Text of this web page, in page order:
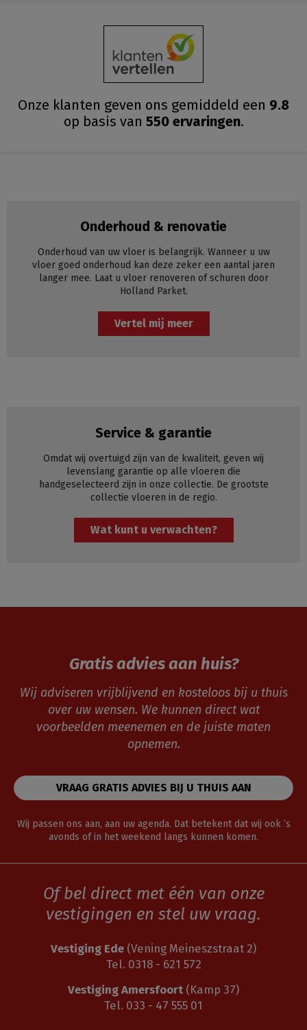
Onze klanten geven ons gemiddeld een 9.8
op basis van 550ervaringen.
Onderhoud & renovatie
Onderhoud van uw vloer is belangrijk. Wanneer u uw
vloer goed onderhoud kan deze zeker een aantal jaren
langer mee. Laat u vloer renoveren of schuren door
Holland Parket.
Vertel mij meer
Service & garantie
Omdat wij overtuigd zijn van de kwaliteit, geven wij
levenslang garantie op alle vloeren die
handgeselecteerd zijn in onze collectie. De grootste
collectie vloeren in de regio.
Wat kunt u verwachten?
Gratis advies aan huis?
Wij adviseren vrijblijvend en kosteloos bij u thuis
over uw wensen. We kunnen direct wat
voorbeelden meenemen en de juiste maten
opnemen.
VRAAG GRATIS ADVIES BIJ U THUIS AAN
Wij passen ons aan, aan uw agenda. Dat betekent dat wij ook ’s
avonds of in het weekend langs kunnen komen.
Of bel direct met één van onze
vestigingen en stel uw vraag.
Vestiging Ede (Vening Meineszstraat 2)
Tel. 0318 - 621 572
Vestiging Amersfoort (Kamp 37)
Tel. 033 - 47 555 01